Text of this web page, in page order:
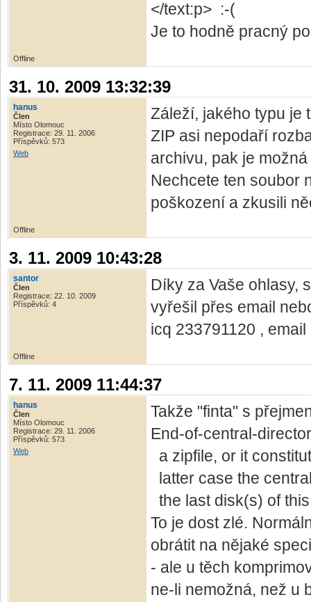
</text:p> :-(
Je to hodně pracný
Offline
31. 10. 2009 13:32:39
hanus
Člen
Místo Olomouc
Registrace: 29. 11. 2006
Příspěvků: 573
Web
Záleží, jakého typu je
ZIP asi nepodaří
archivu, pak je
Nechcete ten soubor
poškození a zkusili
Offline
3. 11. 2009 10:43:28
santor
Člen
Registrace: 22. 10. 2009
Příspěvků: 4
Díky za Vaše ohlasy,
vyřešil přes email
icq 233791120 ,
Offline
7. 11. 2009 11:44:37
hanus
Člen
Místo Olomouc
Registrace: 29. 11. 2006
Příspěvků: 573
Web
Takže "finta" s
End-of-central-
a zipfile, or it
latter case the
the last disk(s) of
To je dost zlé.
obrátit na nějaké
- ale u těch
ne-li nemožná, než u